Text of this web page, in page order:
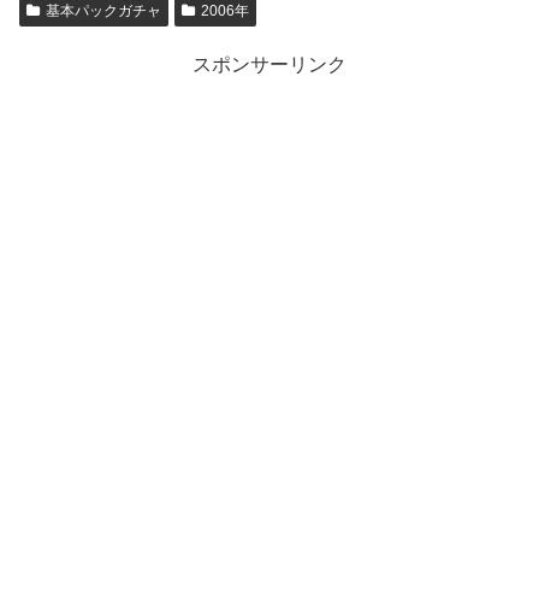
基本パックガチャ 2006年
スポンサーリンク